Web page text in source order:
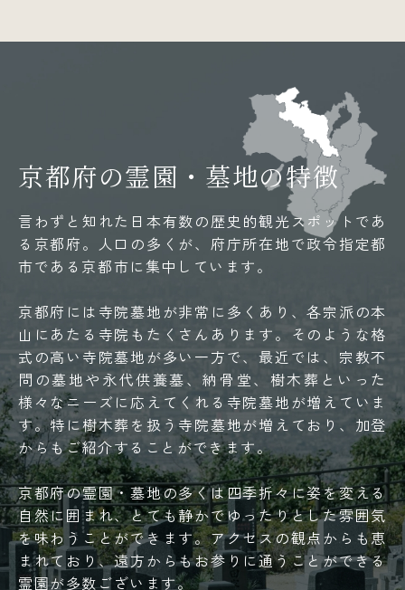
京都府の霊園・墓地の特徴
言わずと知れた日本有数の歴史的観光スポットであ
る京都府。人口の多くが、府庁所在地で政令指定都
市である京都市に集中しています。
京都府には寺院墓地が非常に多くあり、各宗派の本
山にあたる寺院もたくさんあります。そのような格
式の高い寺院墓地が多い一方で、最近では、宗教不
問の墓地や永代供養墓、納骨堂、樹木葬といった
様々なニーズに応えてくれる寺院墓地が増えていま
す。特に樹木葬を扱う寺院墓地が増えており、加登
からもご紹介することができます。
京都府の霊園・墓地の多くは四季折々に姿を変える
自然に囲まれ、とても静かでゆったりとした雰囲気
を味わうことができます。アクセスの観点からも恵
まれており、遠方からもお参りに通うことができる
霊園が多数ございます。